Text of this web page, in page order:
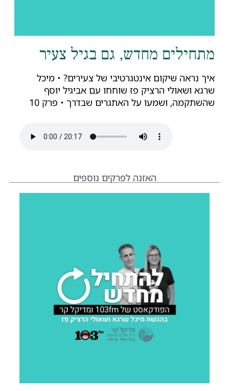
מחדש, גם בגיל צעיר
נראה שיקום אינטגרטיבי של צעירים? • מיכל
ושאולי הרציק פז שוחחו עם אביגיל יוסף
ושמעו על האתגרים שבדרך • פרק 10
האזנה לפרקים נוספים